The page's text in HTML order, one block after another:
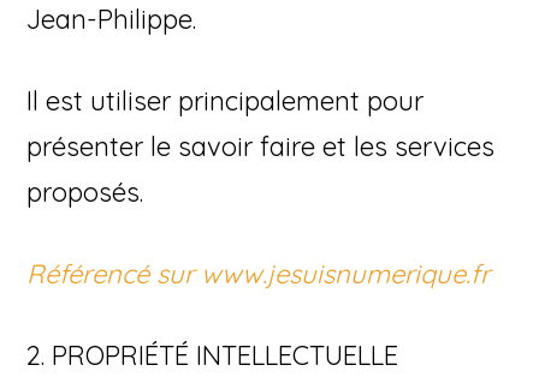
Jean-Philippe.
Il est utiliser principalement pour
présenter le savoir faire et les services
proposés.
Référencé sur www.jesuisnumerique.fr
2. PROPRIÉTÉ INTELLECTUELLE